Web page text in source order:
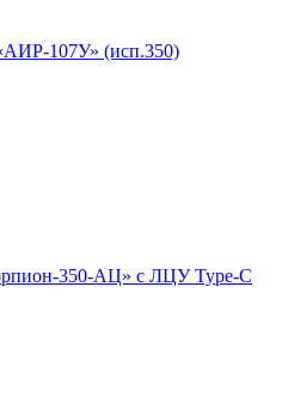
107У» (исп.350)
350-АЦ» с ЛЦУ Type-C